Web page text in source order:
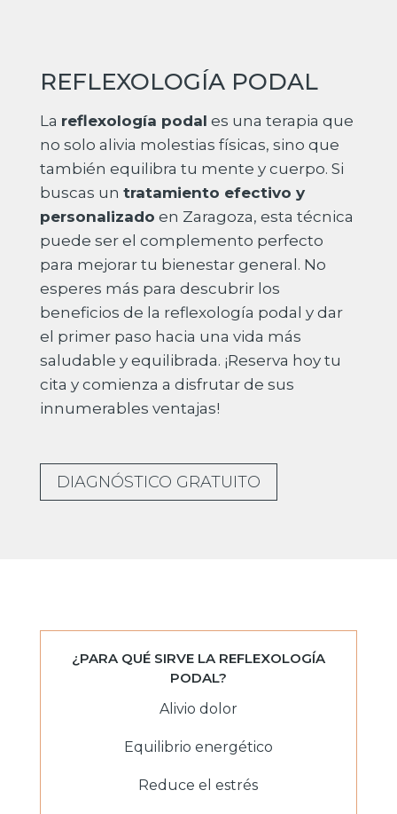
REFLEXOLOGÍA PODAL
La reflexología podal es una terapia que
no solo alivia molestias físicas, sino que
también equilibra tu mente y cuerpo. Si
buscas un tratamiento efectivo y
personalizado en Zaragoza, esta técnica
puede ser el complemento perfecto
para mejorar tu bienestar general. No
esperes más para descubrir los
beneficios de la reflexología podal y dar
el primer paso hacia una vida más
saludable y equilibrada. ¡Reserva hoy tu
cita y comienza a disfrutar de sus
innumerables ventajas!
DIAGNÓSTICO GRATUITO
¿PARA QUÉ SIRVE LA REFLEXOLOGÍA
PODAL?
Alivio dolor
Equilibrio energético
Reduce el estrés